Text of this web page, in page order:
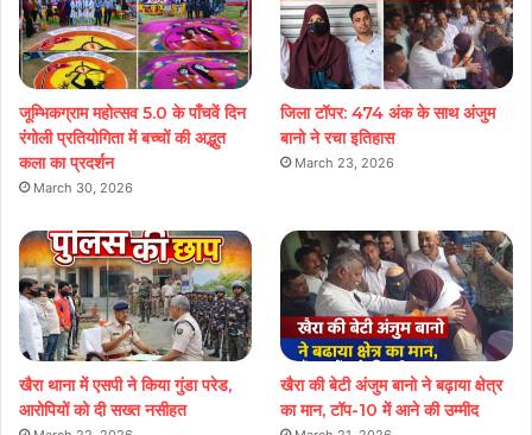
जूम्भिकग्राम महोत्सव 5.0 के पाँचवें दिन
रंगोली प्रतियोगिता में बच्चों की अद्भुत
कला का प्रदर्शन
March 30, 2026
जिला टॉपर: 474 अंक के साथ अंजुम
बानो ने रचा इतिहास
March 23, 2026
खैरा थाना में एसपी ने किया गुंडा परेड,
आरोपियों को दी सख्त नसीहत
खैरा की बेटी अंजुम बानो ने बढ़ाया क्षेत्र
का मान, टॉप-10 में आने की उम्मीद